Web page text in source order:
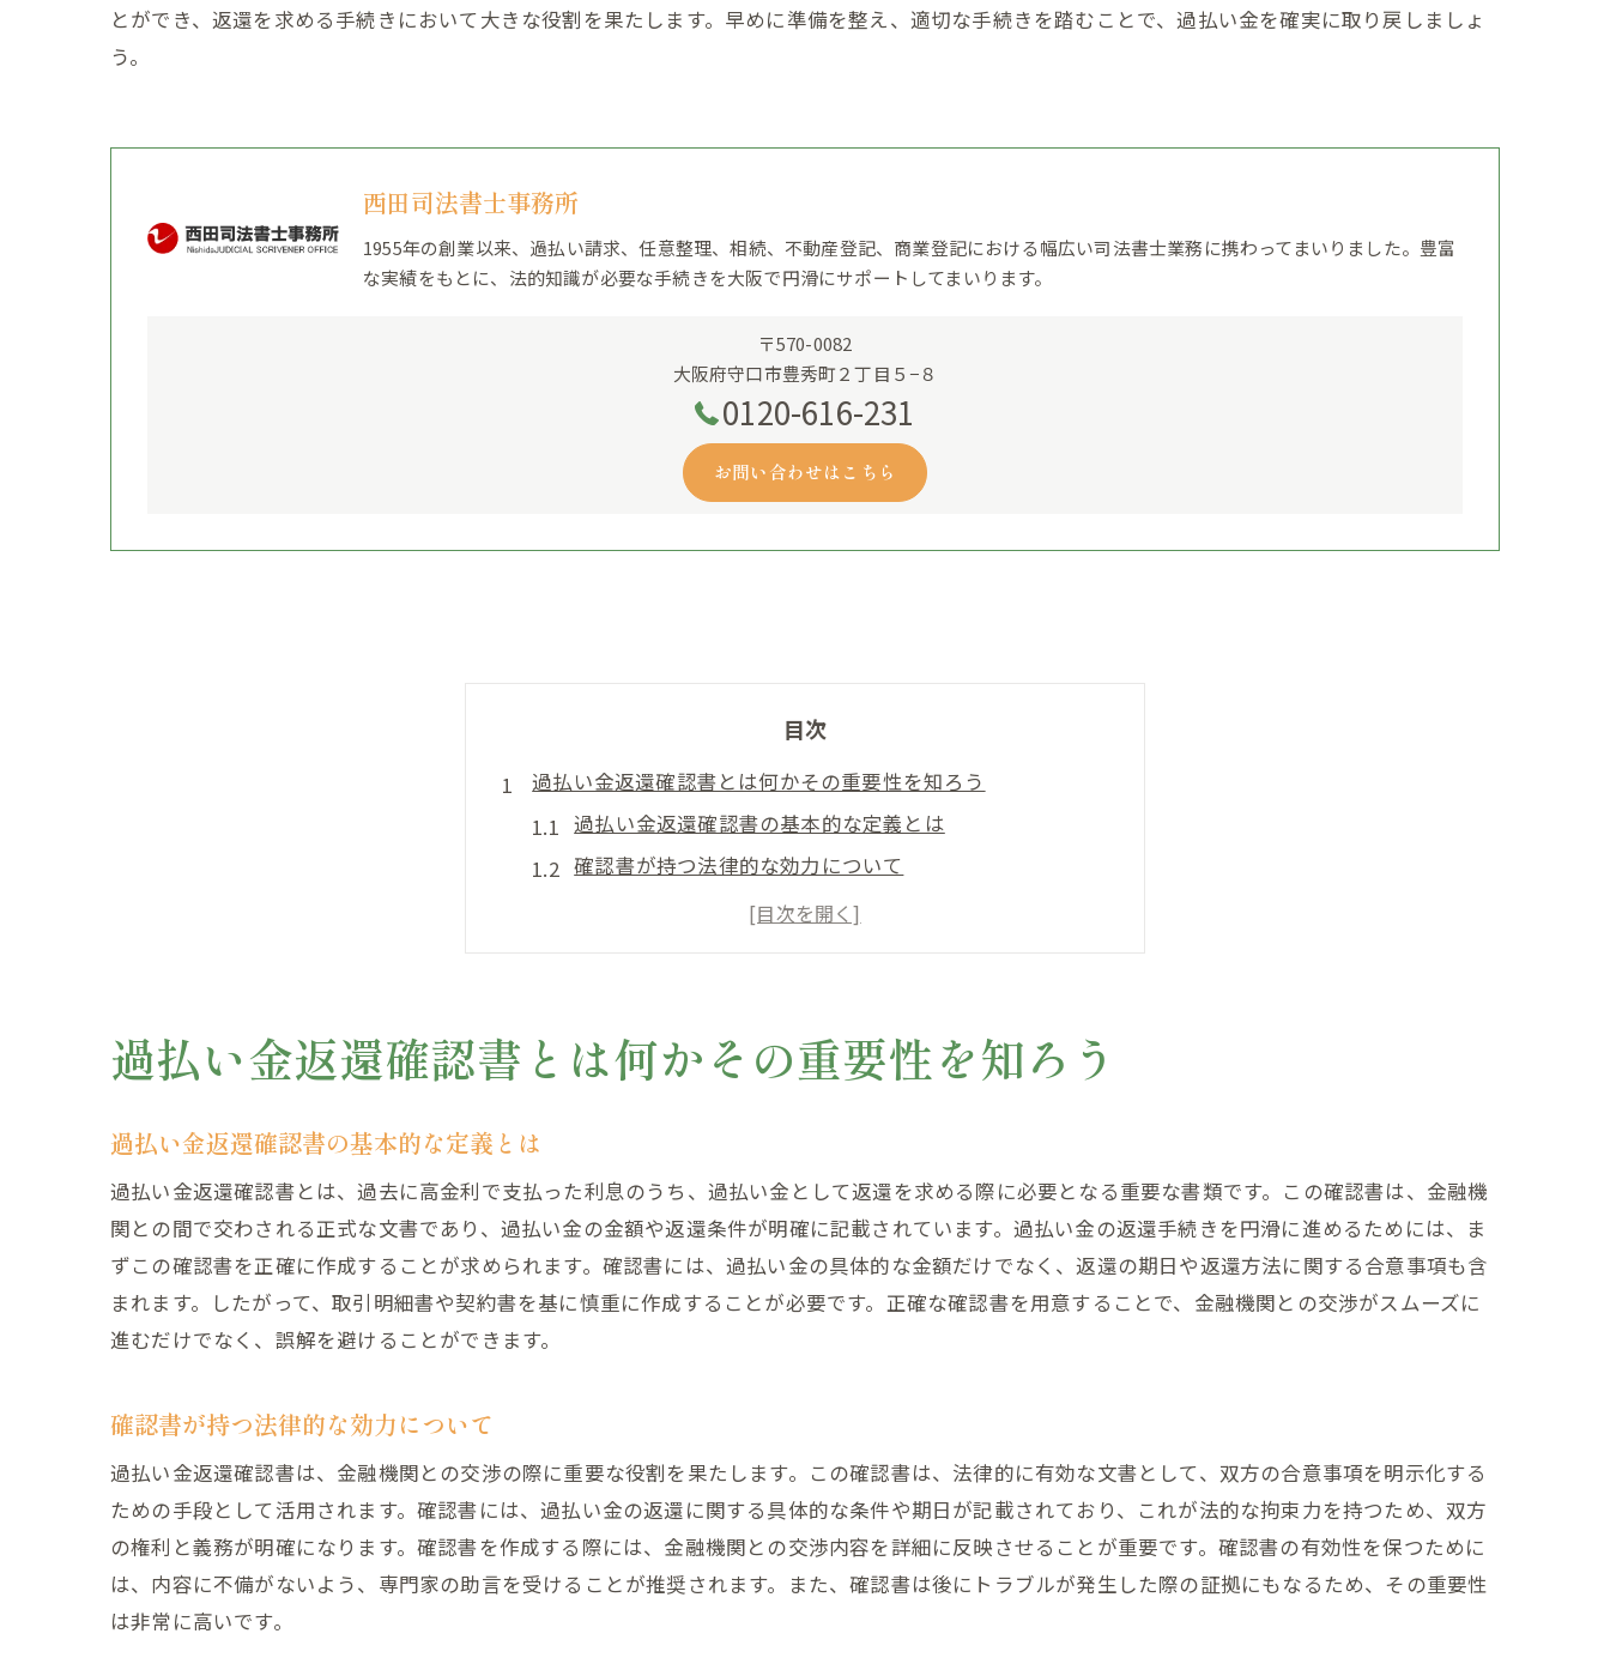
とができ、返還を求める手続きにおいて大きな役割を果たします。早めに準備を整え、適切な手続きを踏むことで、過払い金を確実に取り戻しましょ
う。
西田司法書士事務所
1955年の創業以来、過払い請求、任意整理、相続、不動産登記、商業登記における幅広い司法書士業務に携わってまいりました。豊富
な実績をもとに、法的知識が必要な手続きを大阪で円滑にサポートしてまいります。
〒570-0082
大阪府守口市豊秀町２丁目５−８
0120-616-231
お問い合わせはこちら
目次
過払い金返還確認書とは何かその重要性を知ろう
過払い金返還確認書の基本的な定義とは
確認書が持つ法律的な効力について
過払い金返還確認書と他の関連書類の違い
確認書が返還手続きで果たす役割
過払い金返還確認書を理解するためのポイント
過払い金返還確認書の取得方法と手順を詳しく解説
司法書士の役割と依頼の流れ
金融機関に対する確認書の提出手順
確認書の取得にかかる時間と費用
フィードバックを活用した交渉戦略
交渉における確認書の優先順位
金融機関との信頼関係構築の鍵
過払い金返還確認書とは何かその重要性を知ろう
過払い金返還確認書の基本的な定義とは
過払い金返還確認書とは、過去に高金利で支払った利息のうち、過払い金として返還を求める際に必要となる重要な書類です。この確認書は、金融機
関との間で交わされる正式な文書であり、過払い金の金額や返還条件が明確に記載されています。過払い金の返還手続きを円滑に進めるためには、ま
ずこの確認書を正確に作成することが求められます。確認書には、過払い金の具体的な金額だけでなく、返還の期日や返還方法に関する合意事項も含
まれます。したがって、取引明細書や契約書を基に慎重に作成することが必要です。正確な確認書を用意することで、金融機関との交渉がスムーズに
進むだけでなく、誤解を避けることができます。
確認書が持つ法律的な効力について
過払い金返還確認書は、金融機関との交渉の際に重要な役割を果たします。この確認書は、法律的に有効な文書として、双方の合意事項を明示化する
ための手段として活用されます。確認書には、過払い金の返還に関する具体的な条件や期日が記載されており、これが法的な拘束力を持つため、双方
の権利と義務が明確になります。確認書を作成する際には、金融機関との交渉内容を詳細に反映させることが重要です。確認書の有効性を保つために
は、内容に不備がないよう、専門家の助言を受けることが推奨されます。また、確認書は後にトラブルが発生した際の証拠にもなるため、その重要性
は非常に高いです。